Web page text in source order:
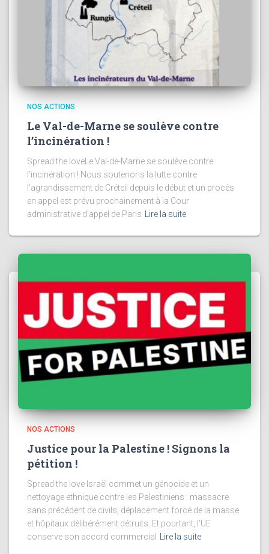
NOS ACTIONS
Le Val-de-Marne se soulève contre
l’incinération !
Spread the loveLe Val-de-Marne se soulève contre
l’incinération ! Nous soutenons la lutte contre
l’agrandissement de Créteil depuis le début et un procès
en appel est prévu prochainement à la Cour
administrative d’appel de Paris Lire la suite
NOS ACTIONS
Justice pour la Palestine ! Signons la
pétition !
Spread the love Israël commet un génocide et un
nettoyage ethnique contre les Palestiniens : massacre
sans précédent de civils, déplacement forcé de la masse
et hôpitaux délibérément détruits. Et pourtant, l’UE
conserve son accord commercial
Lire la suite